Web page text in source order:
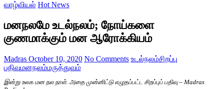
வாழ்வியல் Hot News
மனநலமே உடல்நலம்; நோய்களை
குணமாக்கும் மன ஆரோக்கியம்
Madras October 10, 2020 No Comments உடல்நலம்சிறப்பு
பதிவுமனநலம்மருத்துவம்
இன்று உலக மன நல நாள். அதை முன்னிட்டு எழுதப்பட்ட சிறப்புப் பதிவு – Madras